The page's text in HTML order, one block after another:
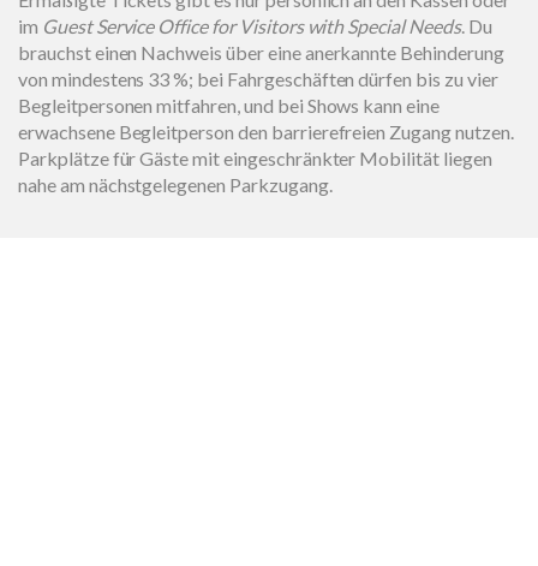
im Guest Service Office for Visitors with Special Needs. Du
brauchst einen Nachweis über eine anerkannte Behinderung
von mindestens 33 %; bei Fahrgeschäften dürfen bis zu vier
Begleitpersonen mitfahren, und bei Shows kann eine
erwachsene Begleitperson den barrierefreien Zugang nutzen.
Parkplätze für Gäste mit eingeschränkter Mobilität liegen
nahe am nächstgelegenen Parkzugang.